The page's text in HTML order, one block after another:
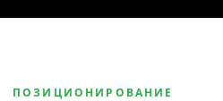
ПОЗИЦИОНИРОВАНИЕ